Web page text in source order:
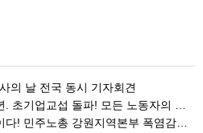
의 날 전국 동시 기자회견
모든 노동자의 노동기본권 쟁취! 민주노총 7.15 총파업대회
노총 강원지역본부 폭염감시단 선포 기자회견